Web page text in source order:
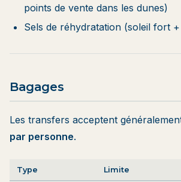
points de vente dans les dunes)
Sels de réhydratation (soleil fort
Bagages
Les transfers acceptent
par personne.
Type Limite